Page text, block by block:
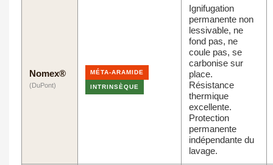
Nomex®
(DuPont)
MÉTA-ARAMIDE
INTRINSÈQUE
Ignifugation
permanente non
lessivable, ne
fond pas, ne
coule pas, se
carbonise sur
place.
Résistance
thermique
excellente.
Protection
permanente
indépendante du
lavage.